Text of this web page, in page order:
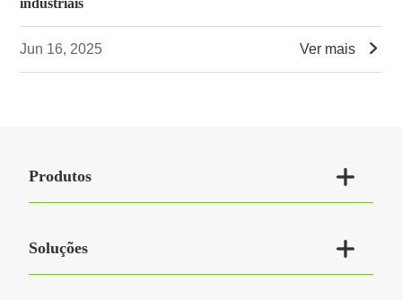
industriais
Jun 16, 2025 Ver mais 
Produtos 
Soluções 